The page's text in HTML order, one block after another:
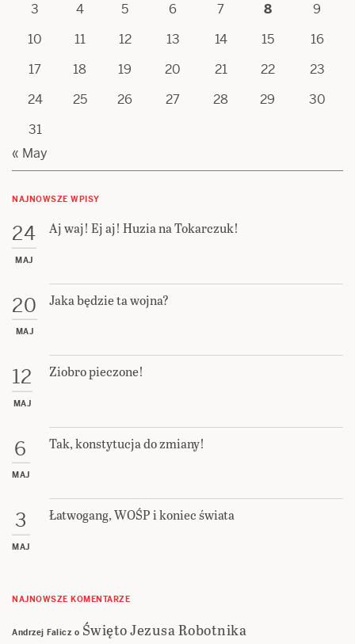
3
4 5 6 7 8
9
10
11 12 13 14 15
16
17
18 19 20 21 22
23
24
25 26 27 28 29
30
31
« May
NAJNOWSZE WPISY
24
MAJ
Aj waj! Ej aj! Huzia na Tokarczuk!
20
MAJ
Jaka będzie ta wojna?
12
MAJ
Ziobro pieczone!
6
MAJ
Tak, konstytucja do zmiany!
3
MAJ
Łatwogang, WOŚP i koniec świata
NAJNOWSZE KOMENTARZE
Andrzej Falicz o Święto Jezusa Robotnika